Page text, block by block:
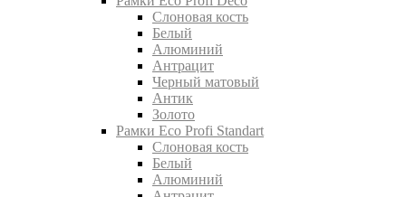
Слоновая кость
Белый
Алюминий
Антрацит
Черный матовый
Антик
Золото
Рамки Eco Profi Standart
Слоновая кость
Белый
Алюминий